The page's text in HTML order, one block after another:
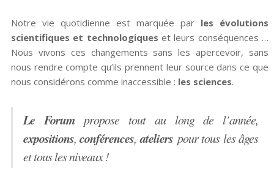
Notre vie quotidienne est marquée parles évolutions
scientifiques et technologiques et leurs conséquences …
Nous vivons ces changements sans les apercevoir, sans
nous rendre compte qu’ils prennent leur source dans ce que
nous considérons comme inaccessible : les sciences.
Le Forumpropose tout au long de l’année,
expositions,conférences,atelierspour tous les âges
et tous les niveaux !